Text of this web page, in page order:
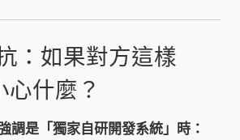
備
智慧科技
：如果對方這樣
什麼？
調是「獨家自研開發系統」時：